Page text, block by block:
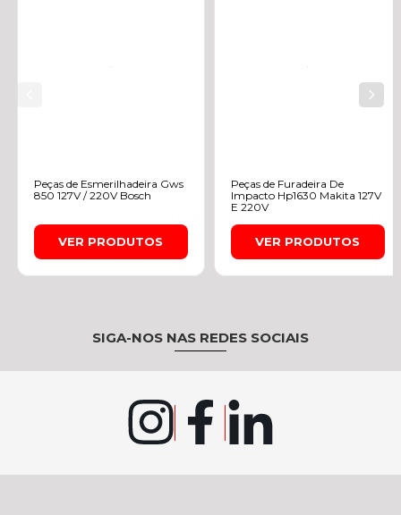
Peças de Esmerilhadeira Gws
850 127V / 220V Bosch
VER PRODUTOS
Peças de Furadeira De
Impacto Hp1630 Makita 127V
E 220V
VER PRODUTOS
SIGA-NOS NAS REDES SOCIAIS